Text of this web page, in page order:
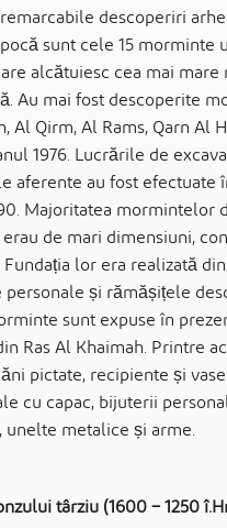
descoperiri
sunt cele 15 morminte
alcătuiesc cea mai
Au mai fost descoperite
Al Qirm, Al Rams, Qarn Al
1976. Lucrările de
aferente au fost efectuate
Majoritatea mormintelor
de mari dimensiuni,
lor era realizată
și rămășițele
sunt expuse în
Ras Al Khaimah. Printre
pictate, recipiente și
cu capac, bijuterii
metalice și arme.
târziu (1600 – 1250